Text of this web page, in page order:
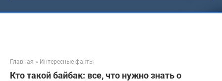
Главная » Интересные факты
Кто такой байбак: все, что нужно знать о